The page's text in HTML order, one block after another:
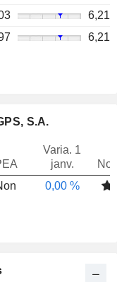
6,21
6,21
S.A.
Varia. 1
janv.
0,00 %